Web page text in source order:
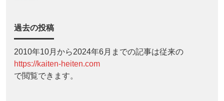
過去の投稿
2010年10月から2024年6月までの記事は従来の
https://kaiten-heiten.com
で閲覧できます。